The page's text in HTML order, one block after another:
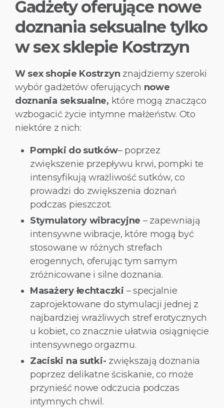
Gadżety oferujące nowe
doznania seksualne tylko
w sex sklepie Kostrzyn
W sex shopie Kostrzyn znajdziemy szeroki
wybór gadżetów oferujących nowe
doznania seksualne, które mogą znacząco
wzbogacić życie intymne małżeństw. Oto
niektóre z nich:
Pompki do sutków– poprzez
zwiększenie przepływu krwi, pompki te
intensyfikują wrażliwość sutków, co
prowadzi do zwiększenia doznań
podczas pieszczot.
Stymulatory wibracyjne – zapewniają
intensywne wibracje, które mogą być
stosowane w różnych strefach
erogennych, oferując tym samym
zróżnicowane i silne doznania.
Masażery łechtaczki – specjalnie
zaprojektowane do stymulacji jednej z
najbardziej wrażliwych stref erotycznych
u kobiet, co znacznie ułatwia osiągnięcie
intensywnego orgazmu.
Zaciski na sutki- zwiększają doznania
poprzez delikatne ściskanie, co może
przynieść nowe odczucia podczas
intymnych chwil.